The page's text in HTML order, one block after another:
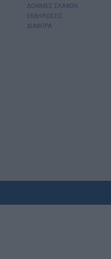
ΔΟΚΙΜΕΣ ΣΚΑΦΩΝ
ΕΚΔΗΛΩΣΕΙΣ
ΔΙΑΦΟΡΑ